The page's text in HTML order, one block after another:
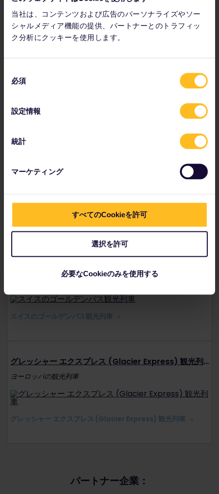
当社は、コンテンツおよび広告のパーソナライズやソー
シャルメディア機能の提供、パートナーとのトラフィッ
ク分析にクッキーを使用します。
必須
設定情報
統計
マーケティング
すべてのCookieを許可
選択を許可
必要なCookieのみを使用する
関連ページ
鉄道で行くスイス
ベルニナ エクスプレス観光列車
ベルニナ エクスプレス観光列車
スイスのゴールデンパス観光列車
グレッシャー エクスプレス (Glacier Express) 観光列車
ヨーロッパの観光列車
グレッシャー エクスプレス (Glacier Express) 観光列車
パートナー企業：